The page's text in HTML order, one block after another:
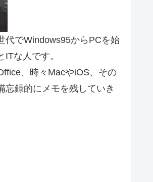
代でWindows95からPCを始
ITな人です。
、時々MacやiOS、その
忘録的にメモを残していき